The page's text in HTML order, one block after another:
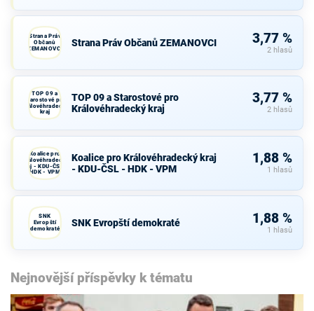
Strana Práv
Občanů
ZEMANOVCI
Strana Práv Občanů ZEMANOVCI 3,77 %
2 hlasů
TOP 09 a
Starostové pro
Královéhradecký
kraj
TOP 09 a Starostové pro
Královéhradecký kraj
3,77 %
2 hlasů
Koalice pro
Královéhradecký
kraj - KDU-ČSL -
HDK - VPM
Koalice pro Královéhradecký kraj
- KDU-ČSL - HDK - VPM
1,88 %
1 hlasů
SNK
Evropští
demokraté
SNK Evropští demokraté 1,88 %
1 hlasů
Nejnovější příspěvky k tématu